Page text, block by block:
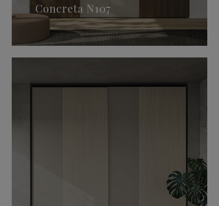
Concreta N107